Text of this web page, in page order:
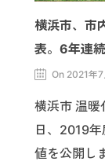
横浜市、市
表。6年連
On 2021年7
横浜市 温
日、2019
値を公開し